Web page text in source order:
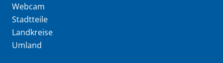
Webcam
Stadtteile
Landkreise
Umland